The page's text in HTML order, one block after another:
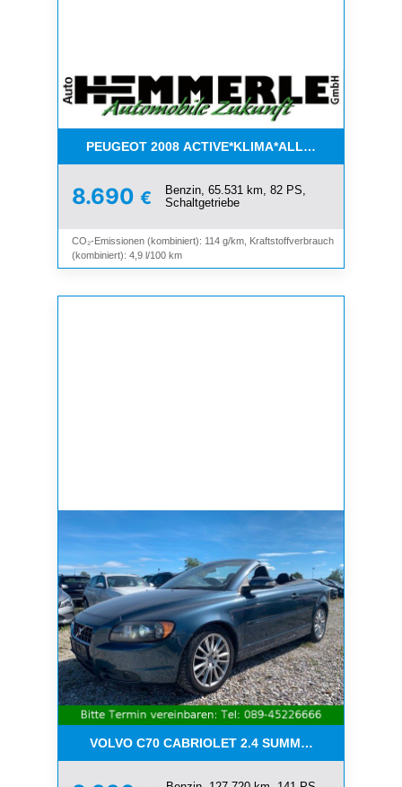
PEUGEOT 2008
8.690 €
Benzin, 65.531 km, 82 PS,
Schaltgetriebe
CO₂-Emissionen (kombiniert): 114 g/km, Kraftstoffverbrauch
(kombiniert): 4,9 l/100 km
VOLVO C70 CABRIOLET 2.4